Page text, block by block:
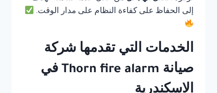
إلى الحفاظ على كفاءة النظام على مدار الوقت.
الخدمات التي تقدمها شركة
صيانة Thorn fire alarm في